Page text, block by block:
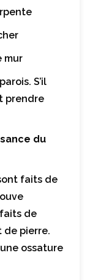
S’il
prendre
du
faits de
de
de pierre.
ossature